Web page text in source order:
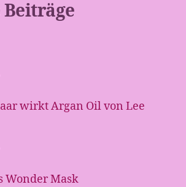
wirkt Argan Oil von Lee
Wonder Mask